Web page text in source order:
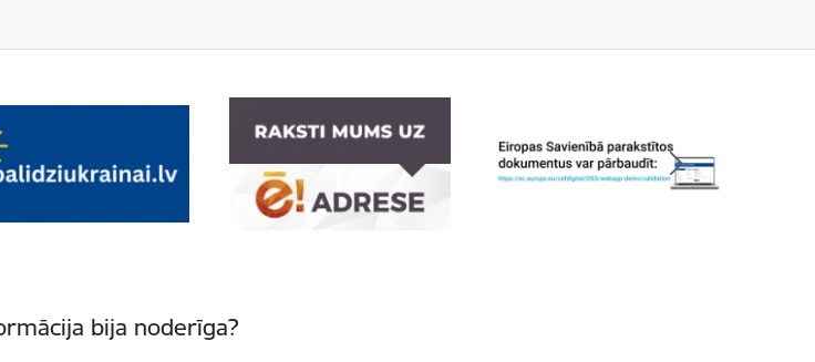
bija noderīga?